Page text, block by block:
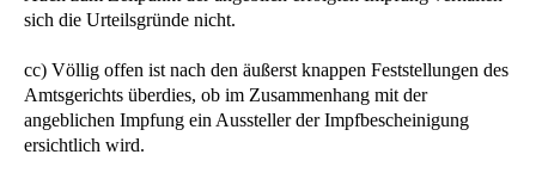
sich die Urteilsgründe nicht.
cc) Völlig offen ist nach den äußerst knappen Feststellungen des
Amtsgerichts überdies, ob im Zusammenhang mit der
angeblichen Impfung ein Aussteller der Impfbescheinigung
ersichtlich wird.